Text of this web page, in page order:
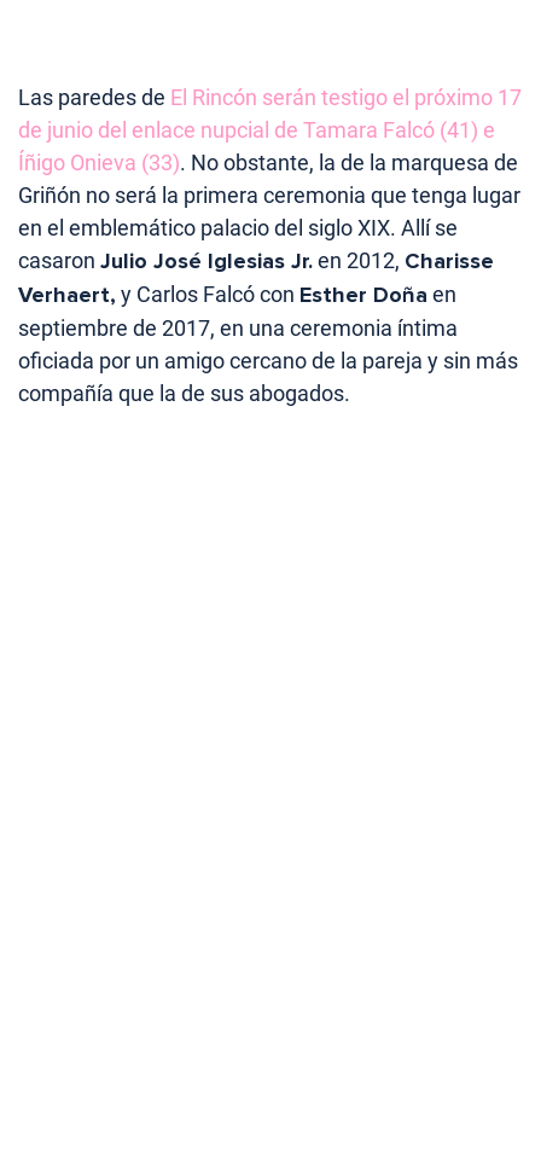
Las paredes de El Rincón serán testigo el próximo 17
de junio del enlace nupcial de Tamara Falcó (41) e
Íñigo Onieva (33). No obstante, la de la marquesa de
Griñón no será la primera ceremonia que tenga lugar
en el emblemático palacio del siglo XIX. Allí se
casaron Julio José Iglesias Jr.en 2012, Charisse
Verhaert, y Carlos Falcó con Esther Doña en
septiembre de 2017, en una ceremonia íntima
oficiada por un amigo cercano de la pareja y sin más
compañía que la de sus abogados.